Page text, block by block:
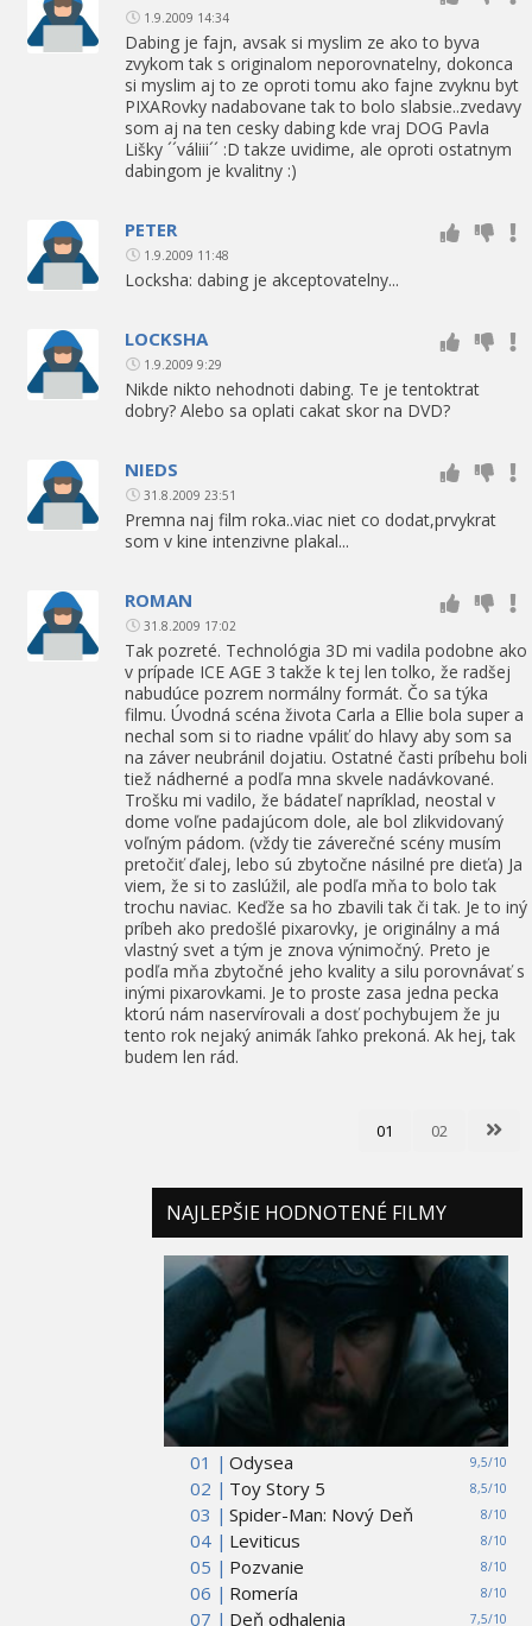
1.9.2009 14:34
Dabing je fajn, avsak si myslim ze ako to byva
zvykom tak s originalom neporovnatelny, dokonca
si myslim aj to ze oproti tomu ako fajne zvyknu byt
PIXARovky nadabovane tak to bolo slabsie..zvedavy
som aj na ten cesky dabing kde vraj DOG Pavla
Lišky ´´váliii´´ :D takze uvidime, ale oproti ostatnym
dabingom je kvalitny :)
PETER
1.9.2009 11:48
Locksha: dabing je akceptovatelny...
LOCKSHA
1.9.2009 9:29
Nikde nikto nehodnoti dabing. Te je tentoktrat
dobry? Alebo sa oplati cakat skor na DVD?
NIEDS
31.8.2009 23:51
Premna naj film roka..viac niet co dodat,prvykrat
som v kine intenzivne plakal...
ROMAN
31.8.2009 17:02
Tak pozreté. Technológia 3D mi vadila podobne ako
v prípade ICE AGE 3 takže k tej len tolko, že radšej
nabudúce pozrem normálny formát. Čo sa týka
filmu. Úvodná scéna života Carla a Ellie bola super a
nechal som si to riadne vpáliť do hlavy aby som sa
na záver neubránil dojatiu. Ostatné časti príbehu boli
tiež nádherné a podľa mna skvele nadávkované.
Trošku mi vadilo, že bádateľ napríklad, neostal v
dome voľne padajúcom dole, ale bol zlikvidovaný
voľným pádom. (vždy tie záverečné scény musím
pretočiť ďalej, lebo sú zbytočne násilné pre dieťa) Ja
viem, že si to zaslúžil, ale podľa mňa to bolo tak
trochu naviac. Keďže sa ho zbavili tak či tak. Je to iný
príbeh ako predošlé pixarovky, je originálny a má
vlastný svet a tým je znova výnimočný. Preto je
podľa mňa zbytočné jeho kvality a silu porovnávať s
inými pixarovkami. Je to proste zasa jedna pecka
ktorú nám naservírovali a dosť pochybujem že ju
tento rok nejaký animák ľahko prekoná. Ak hej, tak
budem len rád.
01 02
NAJLEPŠIE HODNOTENÉ FILMY
01 | 9,5/10
Odysea
02 |
8,5/10
Toy Story 5
03 |
8/10
Spider-Man: Nový Deň
04 |
8/10
Leviticus
05 |
8/10
Pozvanie
06 |
8/10
Romería
07 |
7,5/10
Deň odhalenia